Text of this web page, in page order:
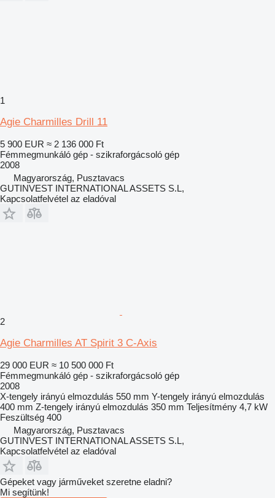
1
Agie Charmilles Drill 11
5 900 EUR ≈ 2 136 000 Ft
Fémmegmunkáló gép - szikraforgácsoló gép
2008
Magyarország, Pusztavacs
GUTINVEST INTERNATIONAL ASSETS S.L,
Kapcsolatfelvétel az eladóval
2
Agie Charmilles AT Spirit 3 C-Axis
29 000 EUR ≈ 10 500 000 Ft
Fémmegmunkáló gép - szikraforgácsoló gép
2008
X-tengely irányú elmozdulás 550 mm Y-tengely irányú elmozdulás
400 mm Z-tengely irányú elmozdulás 350 mm Teljesítmény 4,7 kW
Feszültség 400
Magyarország, Pusztavacs
GUTINVEST INTERNATIONAL ASSETS S.L,
Kapcsolatfelvétel az eladóval
Gépeket vagy járműveket szeretne eladni?
Mi segítünk!